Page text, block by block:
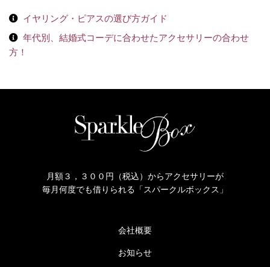
イヤリング・ピアスの選び方ガイド
年代別、結婚式コーデに合わせたアクセサリーの合わせ
方！
月額３，３００円（税込）からアクセサリーが
毎月何度でも借りられる「スパークルボックス」
会社概要
お知らせ